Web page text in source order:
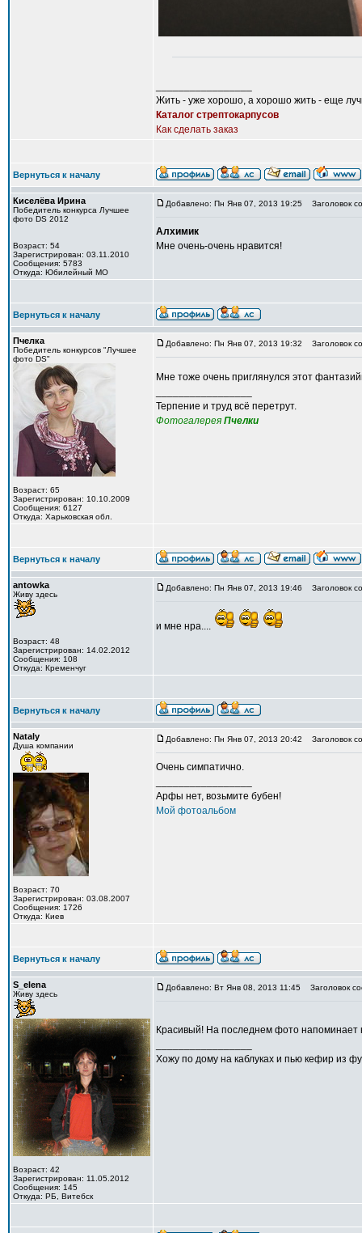
Жить - уже хорошо, а хорошо жить - еще
Каталог стрептокарпусов
Как сделать заказ
Вернуться к началу
Киселёва Ирина
Победитель конкурса Лучшее
фото DS 2012
Возраст: 54
Зарегистрирован: 03.11.2010
Сообщения: 5783
Откуда: Юбилейный МО
Добавлено: Пн Янв 07, 2013 19:25 Заголовок
Алхимик
Мне очень-очень нравится!
Вернуться к началу
Пчелка
Победитель конкурсов "Лучшее
фото DS"
Возраст: 65
Зарегистрирован: 10.10.2009
Сообщения: 6127
Откуда: Харьковская обл.
Добавлено: Пн Янв 07, 2013 19:32 Заголовок
Мне тоже очень приглянулся этот
Терпение и труд всё перетрут.
Фотогалерея Пчелки
Вернуться к началу
antowka
Живу здесь
Возраст: 48
Зарегистрирован: 14.02.2012
Сообщения: 108
Откуда: Кременчуг
Добавлено: Пн Янв 07, 2013 19:46 Заголовок
и мне нра....
Вернуться к началу
Nataly
Душа компании
Возраст: 70
Зарегистрирован: 03.08.2007
Сообщения: 1726
Откуда: Киев
Добавлено: Пн Янв 07, 2013 20:42 Заголовок
Очень симпатично.
Арфы нет, возьмите бубен!
Мой фотоальбом
Вернуться к началу
S_elena
Живу здесь
Возраст: 42
Зарегистрирован: 11.05.2012
Сообщения: 145
Откуда: РБ, Витебск
Добавлено: Вт Янв 08, 2013 11:45 Заголовок
Красивый! На последнем фото напоминает
Хожу по дому на каблуках и пью кефир из